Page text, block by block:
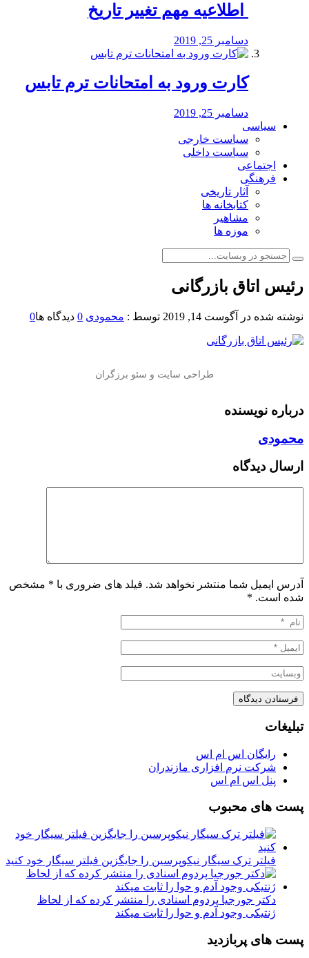
️ اطلاعیه مهم تغییر تاریخ
دسامبر 25, 2019
کارت ورود به امتحانات ترم تابس
دسامبر 25, 2019
سیاسی
سیاست خارجی
سیاست داخلی
اجتماعی
فرهنگی
آثار تاریخی
کتابخانه ها
مشاهیر
موزه ها
رئیس اتاق بازرگانی
نوشته شده در آگوست 14, 2019 توسط : محمودی 0 دیدگاه ها0
درباره نویسنده
محمودی
ارسال دیدگاه
آدرس ایمیل شما منتشر نخواهد شد. فیلد های ضروری با * مشخص
شده است. *
تبلیغات
رایگان اس ام اس
شرکت نرم افزاری مازندران
پنل اس ام اس
پست های محبوب
فیلتر ترک سیگار نیکوپرسین را جایگزین فیلتر سیگار خود کنید
دکتر جورجیا پردوم اسنادی را منتشر کرده که از لحاظ
ژنتیکی وجود آدم و حوا را ثابت میکند
پست های پربازدید